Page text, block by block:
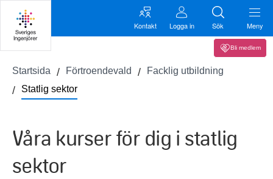
Kontakt Logga in Sök Meny
Bli medlem
Startsida Förtroendevald
Facklig utbildning
Statlig sektor
Våra kurser för dig i statlig
sektor